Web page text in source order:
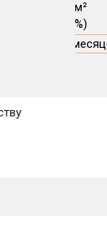
2 512 м²
(51.67%)
0.88